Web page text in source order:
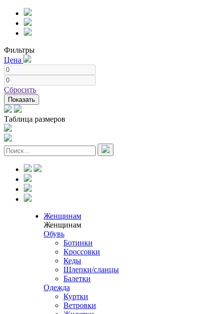
Фильтры
Цена
Сбросить
Показать
Таблица размеров
Женщинам
Женщинам
Обувь
Ботинки
Кроссовки
Кеды
Шлепки/сланцы
Балетки
Одежда
Куртки
Ветровки